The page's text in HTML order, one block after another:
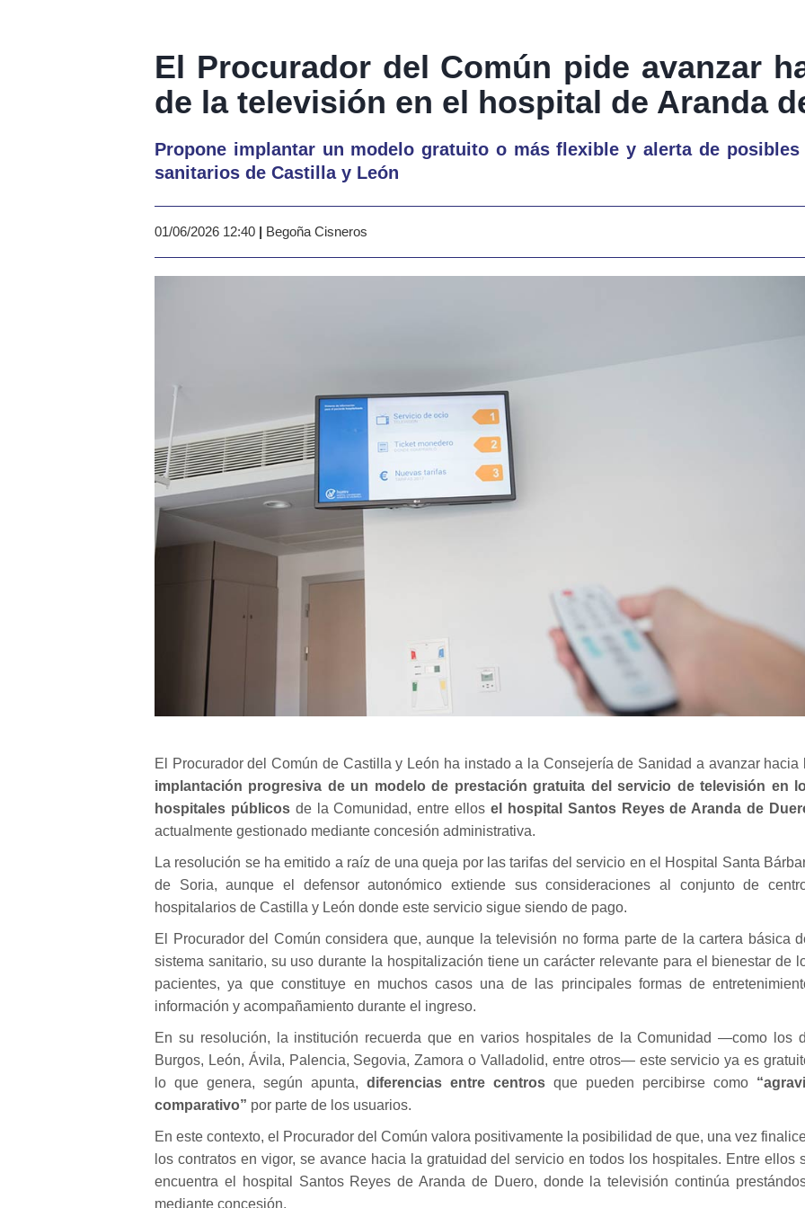
El Procurador del Común pide avanzar
de la televisión en el hospital de Aranda
Propone implantar un modelo gratuito o más flexible y alerta de
sanitarios de Castilla y León
01/06/2026 12:40 | Begoña Cisneros
El Procurador del Común de Castilla y León ha instado a la Consejería de Sanidad a avanzar hacia
implantación progresiva de un modelo de prestación gratuita del servicio de televisión en
hospitales públicosde la Comunidad, entre ellosel hospital Santos Reyes de Aranda de
actualmente gestionado mediante concesión administrativa.
La resolución se ha emitido a raíz de una queja por las tarifas del servicio en el Hospital Santa
de Soria, aunque el defensor autonómico extiende sus consideraciones al conjunto de
hospitalarios de Castilla y León donde este servicio sigue siendo de pago.
El Procurador del Común considera que, aunque la televisión no forma parte de la cartera básica
sistema sanitario, su uso durante la hospitalización tiene un carácter relevante para el bienestar de
pacientes, ya que constituye en muchos casos una de las principales formas de
información y acompañamiento durante el ingreso.
En su resolución, la institución recuerda que en varios hospitales de la Comunidad —como los
Burgos, León, Ávila, Palencia, Segovia, Zamora o Valladolid, entre otros— este servicio ya es
lo que genera, según apunta, diferencias entre centros que pueden percibirse como
comparativo” por parte de los usuarios.
En este contexto, el Procurador del Común valora positivamente la posibilidad de que, una vez
los contratos en vigor, se avance hacia la gratuidad del servicio en todos los hospitales. Entre ellos
encuentra el hospital Santos Reyes de Aranda de Duero, donde la televisión continúa
mediante concesión.